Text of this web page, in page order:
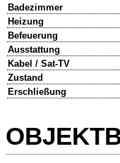
Badezimmer
Heizung
Befeuerung
Ausstattung
Kabel / Sat-TV
Zustand
Erschließung